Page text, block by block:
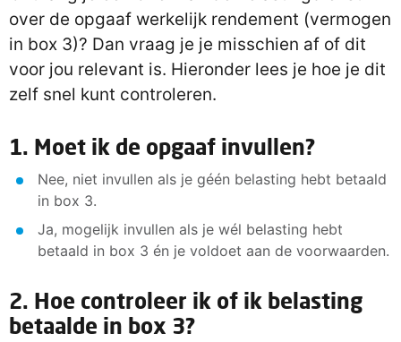
over de opgaaf werkelijk rendement (vermogen
in box 3)? Dan vraag je je misschien af of dit
voor jou relevant is. Hieronder lees je hoe je dit
zelf snel kunt controleren.
1. Moet ik de opgaaf invullen?
Nee, niet invullen als je géén belasting hebt betaald
in box 3.
Ja, mogelijk invullen als je wél belasting hebt
betaald in box 3 én je voldoet aan de voorwaarden.
2. Hoe controleer ik of ik belasting
betaalde in box 3?